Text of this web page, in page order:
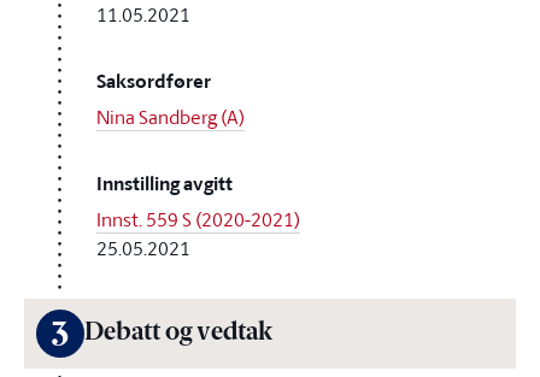
11.05.2021
Saksordfører
Nina Sandberg (A)
Innstilling avgitt
Innst. 559 S (2020-2021)
25.05.2021
3 Debatt og vedtak